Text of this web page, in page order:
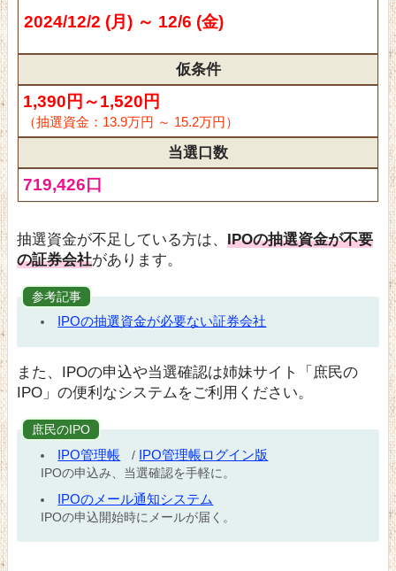
2024/12/2 (月) ～ 12/6 (金)
仮条件
1,390円～1,520円
（抽選資金：13.9万円 ～ 15.2万円）
当選口数
719,426口
抽選資金が不足している方は、 IPOの抽選資金が不要
の証券会社があります。
参考記事
IPOの抽選資金が必要ない証券会社
また、IPOの申込や当選確認は姉妹サイト「庶民の
IPO」の便利なシステムをご利用ください。
庶民のIPO
IPO管理帳 / IPO管理帳ログイン版
IPOの申込み、当選確認を手軽に。
IPOのメール通知システム
IPOの申込開始時にメールが届く。